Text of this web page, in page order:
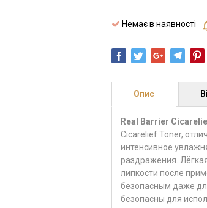
Немає в наявності
Опис
Real Barrier
Cicarelief Toner,
интенсивное
раздражения.
липкости после
безопасным даже
безопасны для